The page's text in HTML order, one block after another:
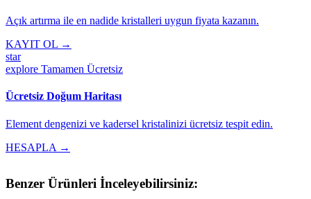
Açık artırma ile en nadide kristalleri uygun fiyata kazanın.
KAYIT OL →
star
explore Tamamen Ücretsiz
Ücretsiz Doğum Haritası
Element dengenizi ve kadersel kristalinizi ücretsiz tespit edin.
HESAPLA →
Benzer Ürünleri İnceleyebilirsiniz: